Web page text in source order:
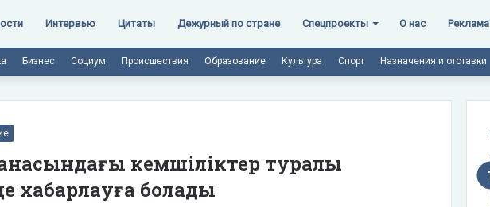
Интервью Цитаты Дежурный по стране Спецпроекты О нас Реклама
Бизнес Социум Происшествия Образование Культура Спорт Назначения и отставки
кемшіліктер туралы
хабарлауға болады